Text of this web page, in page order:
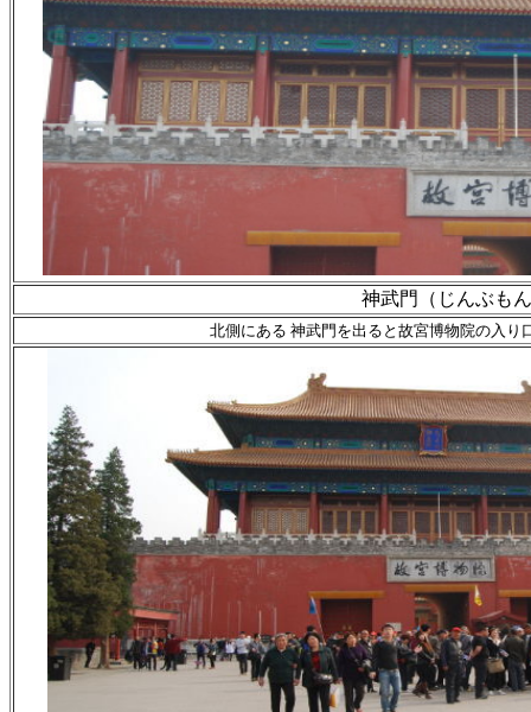
神武門（じんぶも
北側にある 神武門を出ると故宮博物院の入り